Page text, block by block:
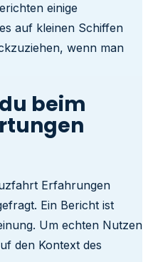
einige
auf kleinen Schiffen
wenn man
beim
Erfahrungen
Ein Bericht ist
Um echten Nutzen
den Kontext des